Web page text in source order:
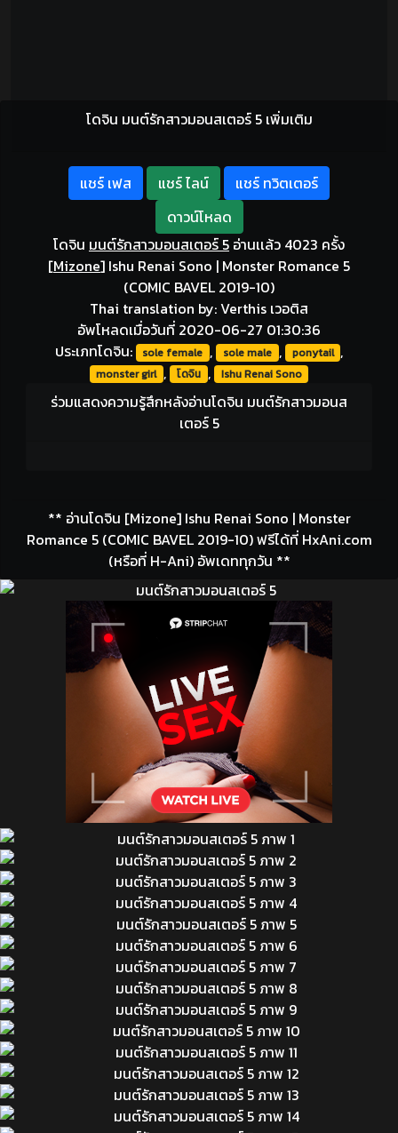
โดจิน มนต์รักสาวมอนสเตอร์ 5 เพิ่มเติม
แชร์ เฟส แชร์ ไลน์
แชร์ ทวิตเตอร์
ดาวน์โหลด
โดจิน มนต์รักสาวมอนสเตอร์ 5 อ่านเเล้ว 4023 ครั้ง
[Mizone] Ishu Renai Sono | Monster Romance 5
(COMIC BAVEL 2019-10)
Thai translation by: Verthis เวอติส
อัพโหลดเมื่อวันที่ 2020-06-27 01:30:36
ประเภทโดจิน:
sole female , sole male , ponytail ,
monster girl , โดจิน , Ishu Renai Sono
ร่วมแสดงความรู้สึกหลังอ่านโดจิน มนต์รักสาวมอนส
เตอร์ 5
** อ่านโดจิน [Mizone] Ishu Renai Sono | Monster
Romance 5 (COMIC BAVEL 2019-10) ฟรีได้ที่ HxAni.com
(หรือที่ H-Ani) อัพเดททุกวัน **